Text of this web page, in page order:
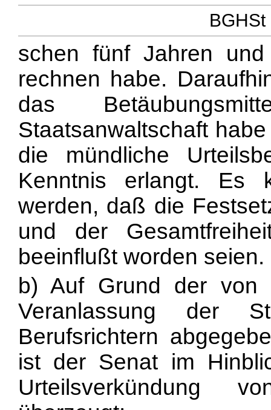
schen fünf Jahren
rechnen habe.
das
Staatsanwaltschaft
die mündliche
Kenntnis erlangt. Es
werden, daß die
und der
beeinflußt worden seien.
b) Auf Grund der von
Veranlassung der
Berufsrichtern
ist der Senat im
Urteilsverkündung